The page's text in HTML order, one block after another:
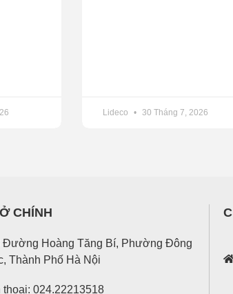
Lideco 30 Tháng 7, 2026
CHÍNH
Đường Hoàng Tăng Bí, Phường Đông
Thành Phố Hà Nội
024.22213518